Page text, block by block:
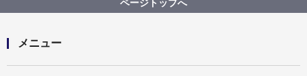
ページトップへ
メニュー